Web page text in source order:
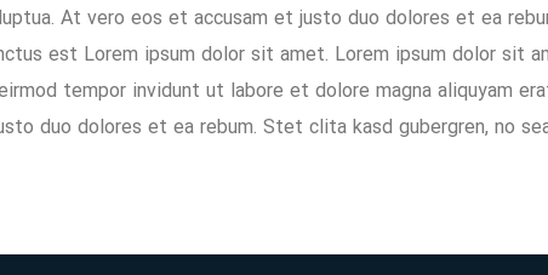
At vero eos et accusam et justo duo dolores et ea
est Lorem ipsum dolor sit amet. Lorem ipsum dolor sit
tempor invidunt ut labore et dolore magna aliquyam
duo dolores et ea rebum. Stet clita kasd gubergren, no